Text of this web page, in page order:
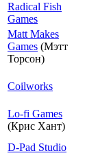
Radical Fish
Games
Matt Makes
Games (Мэтт
Торсон)
Coilworks
Lo-fi Games
(Крис Хант)
D-Pad Studio